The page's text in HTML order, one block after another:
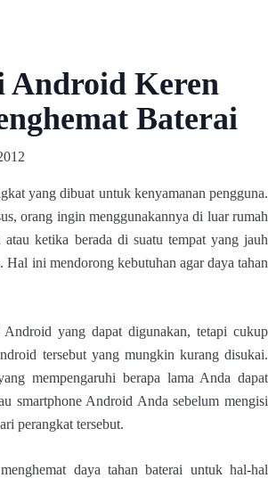
Android Keren
Baterai
yang dibuat untuk kenyamanan pengguna.
orang ingin menggunakannya di luar rumah
atau ketika berada di suatu tempat yang jauh
Hal ini mendorong kebutuhan agar daya tahan
Android yang dapat digunakan, tetapi cukup
tersebut yang mungkin kurang disukai.
mempengaruhi berapa lama Anda dapat
smartphone Android Anda sebelum mengisi
perangkat tersebut.
daya tahan baterai untuk hal-hal